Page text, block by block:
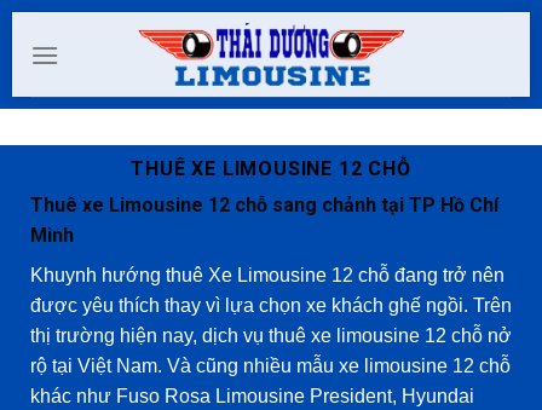
Skip
THUÊ XE LIMOUSINE 12 CHỖ
Thuê xe Limousine 12 chỗ sang chảnh tại TP Hồ Chí
Minh
Khuynh hướng thuê Xe Limousine 12 chỗ đang trở nên
được yêu thích thay vì lựa chọn xe khách ghế ngồi. Trên
thị trường hiện nay, dịch vụ thuê xe limousine 12 chỗ nở
rộ tại Việt Nam. Và cũng nhiều mẫu xe limousine 12 chỗ
khác như Fuso Rosa Limousine President, Hyundai